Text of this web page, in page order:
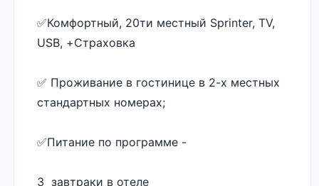
✅️Комфортный, 20ти местный Sprinter, TV,
USB, +Страховка
✅️ Проживание в гостинице в 2-х местных
стандартных номерах;
✅️Питание по программе -
3  завтраки в отеле